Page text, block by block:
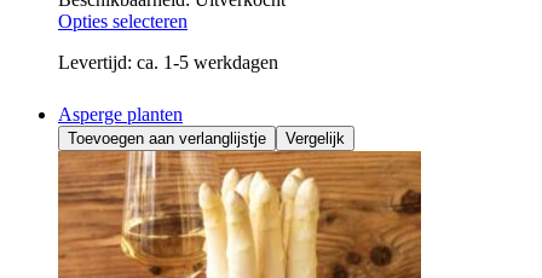
Opties selecteren
Levertijd: ca. 1-5 werkdagen
Asperge planten
Toevoegen aan verlanglijstje Vergelijk